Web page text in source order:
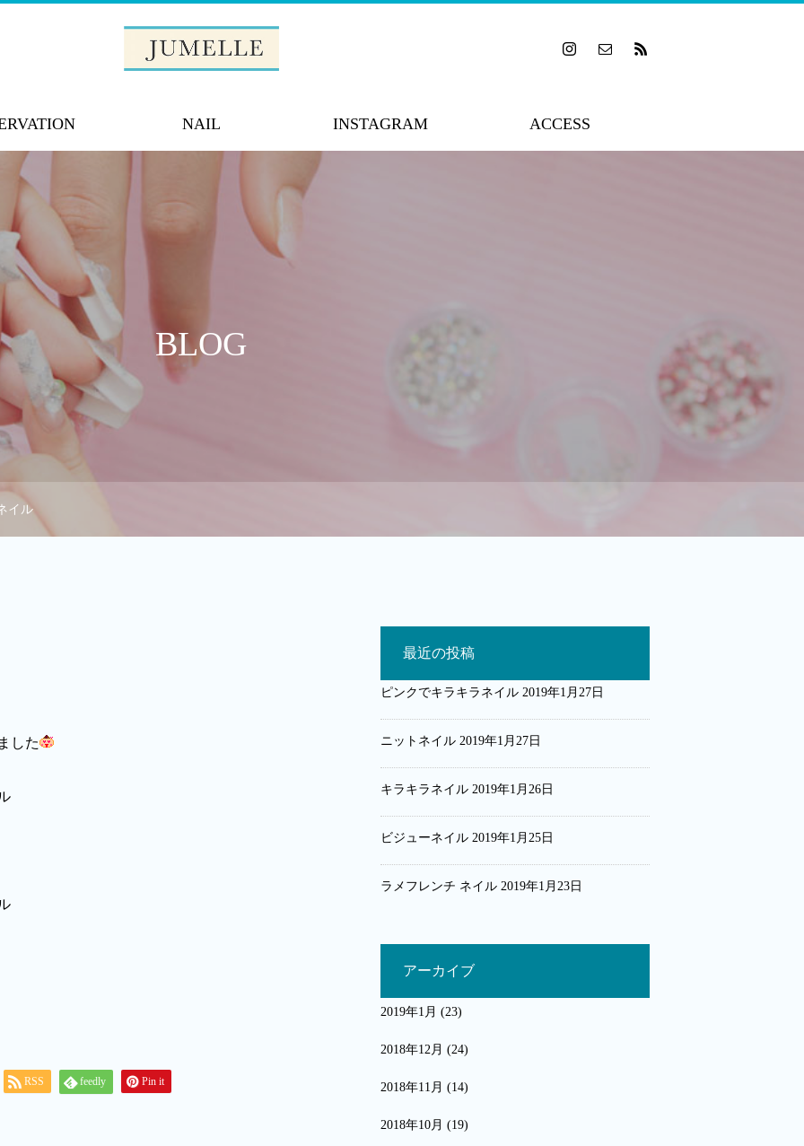
NAIL INSTAGRAM ACCESS
BLOG
イル
した
RSS feedly Pin it
最近の投稿
ピンクでキラキラネイル 2019年1月27日
ニットネイル 2019年1月27日
キラキラネイル 2019年1月26日
ビジューネイル 2019年1月25日
ラメフレンチ ネイル 2019年1月23日
アーカイブ
2019年1月 (23)
2018年12月 (24)
2018年11月 (14)
2018年10月 (19)